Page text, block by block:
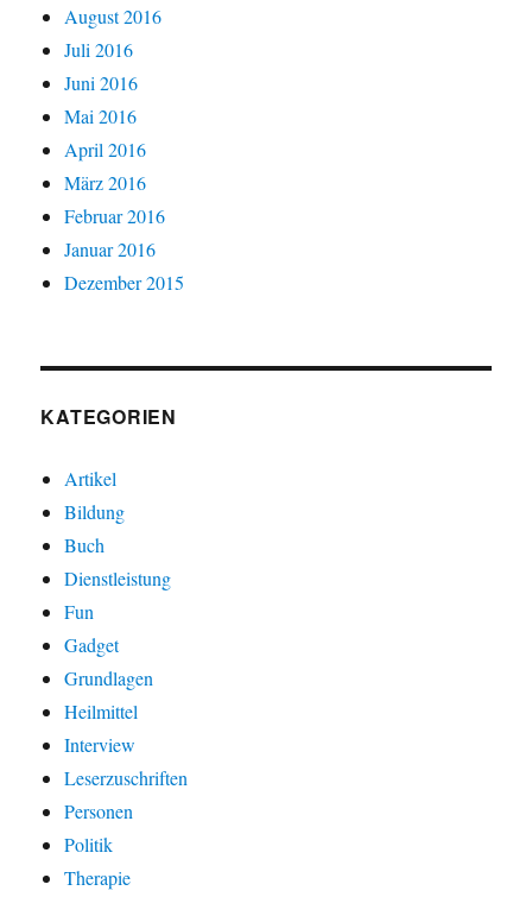
August 2016
Juli 2016
Juni 2016
Mai 2016
April 2016
März 2016
Februar 2016
Januar 2016
Dezember 2015
KATEGORIEN
Artikel
Bildung
Buch
Dienstleistung
Fun
Gadget
Grundlagen
Heilmittel
Interview
Leserzuschriften
Personen
Politik
Therapie